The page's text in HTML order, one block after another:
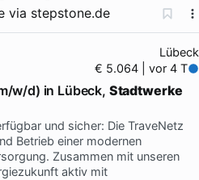
via stepstone.de
Lübeck
€ 5.064 | vor 4 T
w/d) in Lübeck, Stadtwerke
und sicher: Die TraveNetz
Betrieb einer modernen
Zusammen mit unseren
aktiv mit